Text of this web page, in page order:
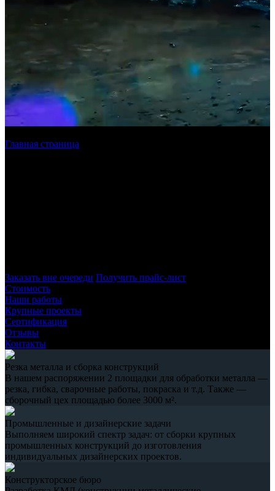
Главная страница
Заказать вне очереди Получить прайс-лист
Стоимость
Наши работы
Крупные проекты
Сертификация
Отзывы
Контакты
Резка металла и сборка конструкций
В нашем распоряжении 2 площадки для обработки металла —
резка, гибка, сварочные работы, покраска и т.д. Также —
сборочный цех площадью более 3000 м².
Промышленные и дизайнерские задачи
Выполняем широкий спектр задач: от сборки крупных
промышленных конструкций до изготовления
индивидуальных дизайнерских проектов.
Конструкторское бюро